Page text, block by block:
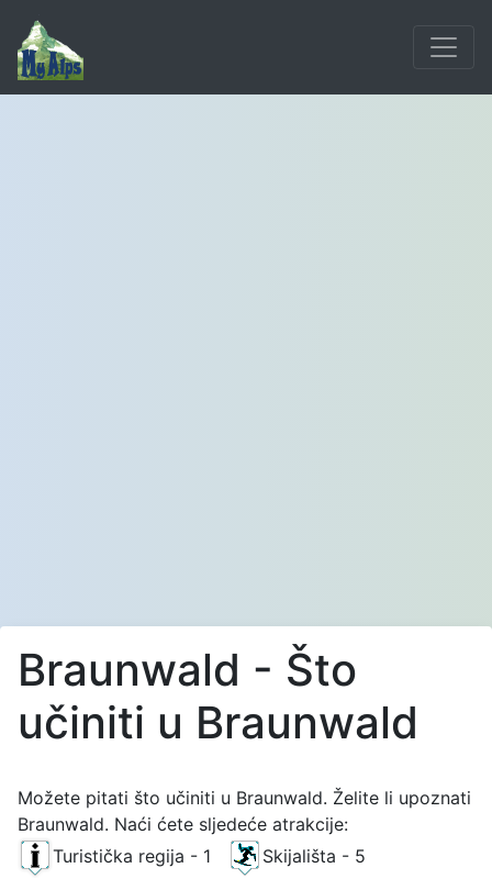
Braunwald - Što
učiniti u Braunwald
Možete pitati što učiniti u Braunwald. Želite li upoznati
Braunwald. Naći ćete sljedeće atrakcije:
Turistička regija - 1
Skijališta - 5